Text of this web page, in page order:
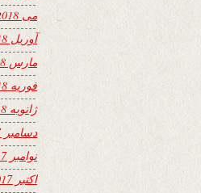
می 2018
آوریل 2018
مارس 2018
فوریه 2018
ژانویه 2018
دسامبر 2017
نوامبر 2017
اکتبر 2017